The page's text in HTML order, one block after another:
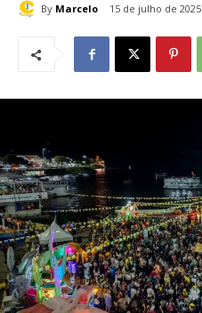
By Marcelo 15 de julho de 2025